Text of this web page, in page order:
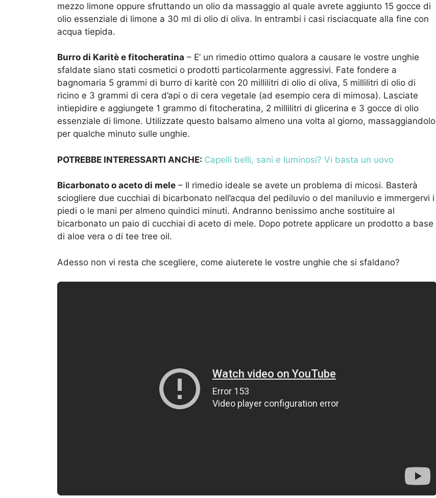
mezzo limone oppure sfruttando un olio da massaggio al quale avrete aggiunto 15 gocce di
olio essenziale di limone a 30 ml di olio di oliva. In entrambi i casi risciacquate alla fine con
acqua tiepida.
Burro di Karitè e fitocheratina – E’ un rimedio ottimo qualora a causare le vostre unghie
sfaldate siano stati cosmetici o prodotti particolarmente aggressivi. Fate fondere a
bagnomaria 5 grammi di burro di karitè con 20 millilitri di olio di oliva, 5 millilitri di olio di
ricino e 3 grammi di cera d’api o di cera vegetale (ad esempio cera di mimosa). Lasciate
intiepidire e aggiungete 1 grammo di fitocheratina, 2 millilitri di glicerina e 3 gocce di olio
essenziale di limone. Utilizzate questo balsamo almeno una volta al giorno, massaggiandolo
per qualche minuto sulle unghie.
POTREBBE INTERESSARTI ANCHE: Capelli belli, sani e luminosi? Vi basta un uovo
Bicarbonato o aceto di mele – Il rimedio ideale se avete un problema di micosi. Basterà
sciogliere due cucchiai di bicarbonato nell’acqua del pediluvio o del maniluvio e immergervi i
piedi o le mani per almeno quindici minuti. Andranno benissimo anche sostituire al
bicarbonato un paio di cucchiai di aceto di mele. Dopo potrete applicare un prodotto a base
di aloe vera o di tee tree oil.
Adesso non vi resta che scegliere, come aiuterete le vostre unghie che si sfaldano?